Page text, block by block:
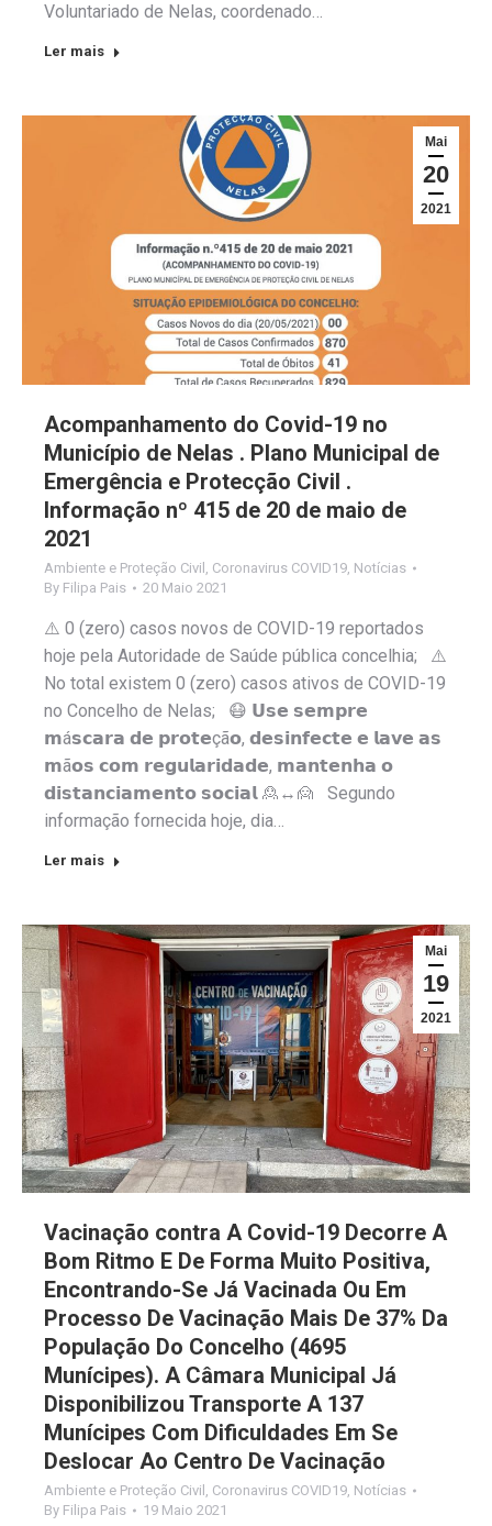
Voluntariado de Nelas, coordenado…
Ler mais
Mai
20
2021
Acompanhamento do Covid-19 no
Município de Nelas . Plano Municipal de
Emergência e Protecção Civil .
Informação nº 415 de 20 de maio de
2021
Ambiente e Proteção Civil Coronavirus COVID19 Notícias
By Filipa Pais 20 Maio 2021
⚠️ 0 (zero) casos novos de COVID-19 reportados
hoje pela Autoridade de Saúde pública concelhia; ⚠️
No total existem 0 (zero) casos ativos de COVID-19
no Concelho de Nelas; 😷 𝗨𝘀𝗲 𝘀𝗲𝗺𝗽𝗿𝗲
𝗺á𝘀𝗰𝗮𝗿𝗮 𝗱𝗲 𝗽𝗿𝗼𝘁𝗲çã𝗼, 𝗱𝗲𝘀𝗶𝗻𝗳𝗲𝗰𝘁𝗲 𝗲 𝗹𝗮𝘃𝗲 𝗮𝘀
𝗺ã𝗼𝘀 𝗰𝗼𝗺 𝗿𝗲𝗴𝘂𝗹𝗮𝗿𝗶𝗱𝗮𝗱𝗲, 𝗺𝗮𝗻𝘁𝗲𝗻𝗵𝗮 𝗼
𝗱𝗶𝘀𝘁𝗮𝗻𝗰𝗶𝗮𝗺𝗲𝗻𝘁𝗼 𝘀𝗼𝗰𝗶𝗮𝗹 🙎↔️🙍 Segundo
informação fornecida hoje, dia…
Ler mais
Mai
19
2021
Vacinação contra A Covid-19 Decorre A
Bom Ritmo E De Forma Muito Positiva,
Encontrando-Se Já Vacinada Ou Em
Processo De Vacinação Mais De 37% Da
População Do Concelho (4695
Munícipes). A Câmara Municipal Já
Disponibilizou Transporte A 137
Munícipes Com Dificuldades Em Se
Deslocar Ao Centro De Vacinação
Ambiente e Proteção Civil , Coronavirus COVID19, Notícias
By Filipa Pais 19 Maio 2021